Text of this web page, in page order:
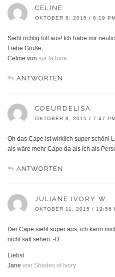
CELINE
OKTOBER 8, 2015 / 6:19 PM
Sieht richtig toll aus! Ich habe mir
Liebe Grüße,
Celine von sur la lune
ANTWORTEN
COEURDELISA
OKTOBER 8, 2015 / 7:47 PM
Oh das Cape ist wirklich super schön!
als wäre mehr Cape da als ich als
ANTWORTEN
JULIANE IVORY W.
OKTOBER 11, 2015 / 12:56
Der Cape sieht super aus, ich kann
nicht satt sehen :-D.
Liebst
Jane von Shades of Ivory